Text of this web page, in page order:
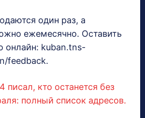
один раз, а
ежемесячно. Оставить
онлайн: kuban.tns-
feedback.
писал, кто останется без
полный список адресов.